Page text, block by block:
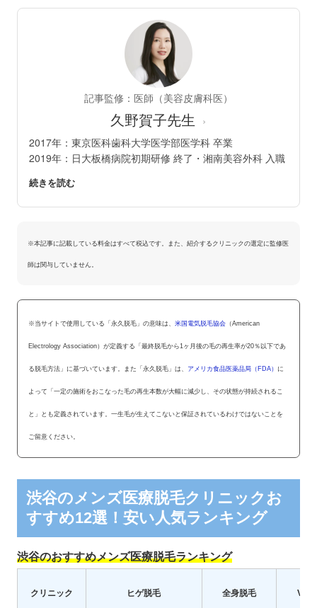
記事監修：医師（美容皮膚科医）
久野賀子先生 ›
2017年：東京医科歯科大学医学部医学科 卒業
2019年：日大板橋病院初期研修 終了・湘南美容外科 入職
※本記事に記載している料金はすべて税込です。また、紹介するクリニックの選定に監修医
師は関与していません。
※当サイトで使用している「永久脱毛」の意味は、 米国電気脱毛協会（American
Electrology Association）が定義する「最終脱毛から1ヶ月後の毛の再生率が20％以下であ
る脱毛方法」に基づいています。また「永久脱毛」は、 アメリカ食品医薬品局（FDA） に
よって「一定の施術をおこなった毛の再生本数が大幅に減少し、その状態が持続されるこ
と」とも定義されています。一生毛が生えてこないと保証されているわけではないことを
ご留意ください。
渋谷のメンズ医療脱毛クリニックお
すすめ12選！安い人気ランキング
渋谷のおすすめメンズ医療脱毛ランキング
クリニック ヒゲ脱毛 全身脱毛 VIO